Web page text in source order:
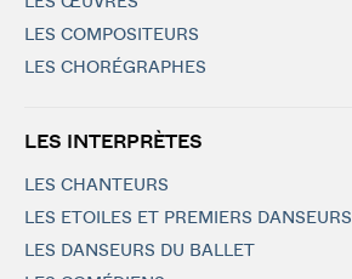
LES COMPOSITEURS
LES CHORÉGRAPHES
LES INTERPRÈTES
LES CHANTEURS
LES ETOILES ET PREMIERS DANSEURS
LES DANSEURS DU BALLET